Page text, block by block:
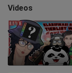
Videos
Bahasa Melayu